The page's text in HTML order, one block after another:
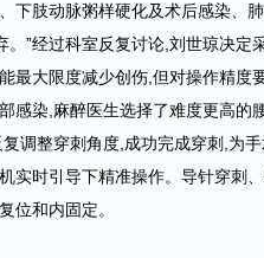
下肢动脉粥样硬化及术后感染、
。”经过科室反复讨论,刘世琼决定
大限度减少创伤,但对操作精度要
感染,麻醉医生选择了难度更高的
调整穿刺角度,成功完成穿刺,为手
实时引导下精准操作。导针穿
位和内固定。